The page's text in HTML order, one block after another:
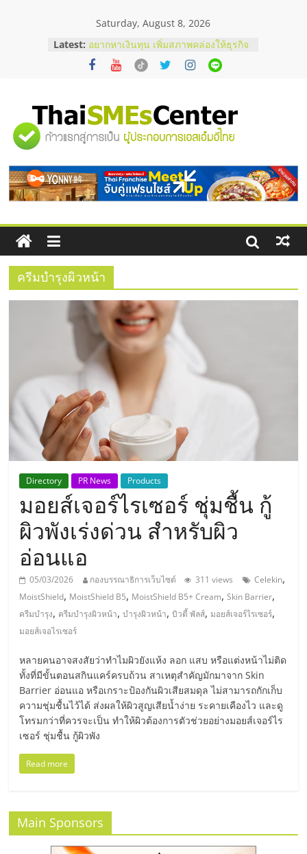
Saturday, August 8, 2026
Latest:
บริษัท Cybersecurity ในไทยที่ไหนดี?
วิธีเลือกผู้ให้บริการให้คุ้มค่าและตอบ
โจทย์ธุรกิจ
อยากหาเงินทุน เพิ่มสภาพคล่องให้ธุรกิจ
บริการน้ำมัน Shell
สัมมนาลงทุน แฟรนไชส์ยอนนี่
ThaiFranchise Meet Up จับคู่แฟรน
ร้านเครื่องเสียงคุณภาพสูง พร้อม
โซลูชันระบบภาพและเสียง
"ศูนย์
รวม
ข้อมูล
ธุรกิจ
SME
ประเทศไทย,
ThaiSMEsCenter,
รวม
ธุรกิจ
เอ
ส
เอ็
มอี
ไทย,
SMEs,
แฟ
รน
ไชส์,
ครีมบำรุงผิวหน้า
Directory PR News Products
มอยส์เจอร์ไรเซอร์ ชุ่มชื้น กู้
ผิวพังเร่งด่วน สำหรับผิว
อ่อนแอ
05/03/2026 กองบรรณาธิการเว็บไซต์ 311 views Celekin,
MoistShield, MoistShield B5, MoistShield B5+ Cream,Skin Barrier,
ครีมบำรุง, ครีมบำรุงผิวหน้า,บำรุงผิวหน้า,บิวตี้ พัลส์,มอยส์เจอร์ไรเซอร์,
มอยส์เจอไรเซอร์
หลายคนอาจสงสัยว่าทำไมผิวยังแห้ง ลอก แสบ หรือแต่งหน้าไม่ติด
ทั้งที่มีขั้นตอนสกินแคร์ครบถ้วน สาเหตุสำคัญมักมาจาก Skin
Barrier อ่อนแอ หรือเกราะป้องกันผิวเสียสมดุล ไม่สามารถกักเก็บ
ความชุ่มชื้นไว้ได้ ส่งผลให้ผิวสูญเสียน้ำง่าย ระคายเคืองไว และดู
โทรมกว่าที่ควรจะเป็น ทำให้ผิวต้องการตัวช่วยอย่างมอยส์เจอร์ไร
เซอร์ ชุ่มชื้น กู้ผิวพัง
Read more
Main Sponsors